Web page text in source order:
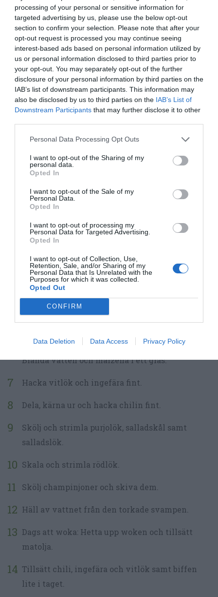
processing of your personal or sensitive information for
targeted advertising by us, please use the below opt-out
section to confirm your selection. Please note that after your
opt-out request is processed you may continue seeing
interest-based ads based on personal information utilized by
us or personal information disclosed to third parties prior to
your opt-out. You may separately opt-out of the further
disclosure of your personal information by third parties on the
IAB’s list of downstream participants. This information may
also be disclosed by us to third parties on the IAB’s List of
Downstream Participants that may further disclose it to other
Personal Data Processing Opt Outs
I want to opt-out of the Sharing of my
personal data.
Opted In
I want to opt-out of the Sale of my
Personal Data.
Opted In
I want to opt-out of processing my
Personal Data for Targeted Advertising.
Opted In
I want to opt-out of Collection, Use,
Retention, Sale, and/or Sharing of my
Personal Data that Is Unrelated with the
Purposes for which it was collected.
Opted Out
CONFIRM
Data Deletion Data Access Privacy Policy
Tillagning
Skär köttet i tunna strimlor. Förslagsvis 4-5 cm
långa, någon cm höga och några mm breda.
salt, maizena, äggvita och ljus soja. Låt stå ca 20
minuter medan du förbereder de andra
ingredienser.
Koka upp vatten till nudlarna och koka dem
några minuter enligt paket.
Häll av och skölj kalla.
ostronsås, ljus soja, mörk soja samt sesamolja.
Blanda vatten och maizena i ett glas.
Hacka vitlök och ingefära fint.
Dela, kärna ur och hacka chilin fint.
Skölj och strimla purjolök, salladskål samt
salladslök.
Skala och strimla rödlök.
Skölj champinjoner och skiva dem.
Häll av vattnet från den torkade svampen.
Dags att woka: Hetta upp woken och tillsätt
matolja.
Tillsätt chili, ingefära och vitlök samt biffen
lite i taget.